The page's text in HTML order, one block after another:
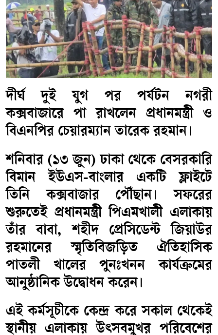
​দীর্ঘ দুই যুগ পর পর্যটন নগরী
কক্সবাজারে পা রাখলেন প্রধানমন্ত্রী ও
বিএনপির চেয়ারম্যান তারেক রহমান।
শনিবার (১৩ জুন) ঢাকা থেকে বেসরকারি
বিমান ইউএস-বাংলার একটি ফ্লাইটে
তিনি কক্সবাজার পৌঁছান। সফরের
শুরুতেই প্রধানমন্ত্রী পিএমখালী এলাকায়
তাঁর বাবা, শহীদ প্রেসিডেন্ট জিয়াউর
রহমানের স্মৃতিবিজড়িত ঐতিহাসিক
পাতলী খালের পুনঃখনন কার্যক্রমের
আনুষ্ঠানিক উদ্বোধন করেন।
এই কর্মসূচীকে কেন্দ্র করে সকাল থেকেই
স্থানীয় এলাকায় উৎসবমুখর পরিবেশের